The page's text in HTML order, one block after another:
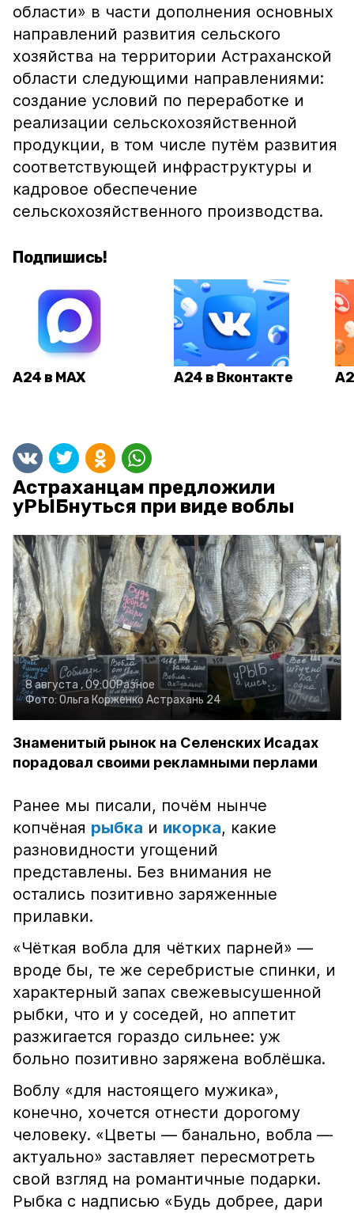
области» в части дополнения основных
направлений развития сельского
хозяйства на территории Астраханской
области следующими направлениями:
создание условий по переработке и
реализации сельскохозяйственной
продукции, в том числе путём развития
соответствующей инфраструктуры и
кадровое обеспечение
сельскохозяйственного производства.
Подпишись!
А24 в MAX А24 в Вконтакте
Астраханцам предложили
уРЫБнуться при виде воблы
8 августа , 09:00Разное
Фото: Ольга Корженко Астрахань 24
Знаменитый рынок на Селенских Исадах
порадовал своими рекламными перлами
Ранее мы писали, почём нынче
копчёная рыбка и икорка, какие
разновидности угощений
представлены. Без внимания не
остались позитивно заряженные
прилавки.
«Чёткая вобла для чётких парней» —
вроде бы, те же серебристые спинки, и
характерный запах свежевысушенной
рыбки, что и у соседей, но аппетит
разжигается гораздо сильнее: уж
больно позитивно заряжена воблёшка.
Воблу «для настоящего мужика»,
конечно, хочется отнести дорогому
человеку. «Цветы — банально, вобла —
актуально» заставляет пересмотреть
свой взгляд на романтичные подарки.
Рыбка с надписью «Будь добрее, дари